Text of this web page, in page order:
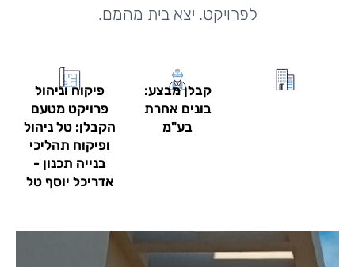
לפרויקט. יצא בית מהמם.
קבלן מבצע:
בונים אחרת
בע"מ
פיקוח וניהול
פרויקט מטעם
הקבלן: טל ניהול
ופיקוח תהליכי
בנייה תכנון -
אדריכל יוסף טל